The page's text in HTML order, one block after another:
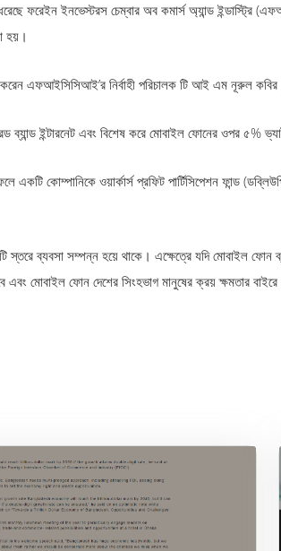
ফরেইন ইনভেস্টরস চেম্বার অব কমার্স অ্যান্ড ইন্ডাস্ট্রি
হয়।
এফআইসিসিআই’র নির্বাহী পরিচালক টি আই এম নূরুল
ইন্টারনেট এবং বিশেষ করে মোবাইল ফোনের ওপর ৫%
একটি কোম্পানিকে ওয়ার্কার্স প্রফিট পার্টিসিপেশন ফান্ড
টি স্তরে ব্যবসা সম্পন্ন হয়ে থাকে। এক্ষেত্রে যদি মোবাইল
মোবাইল ফোন দেশের সিংহভাগ মানুষের ক্রয় ক্ষমতার বাইরে